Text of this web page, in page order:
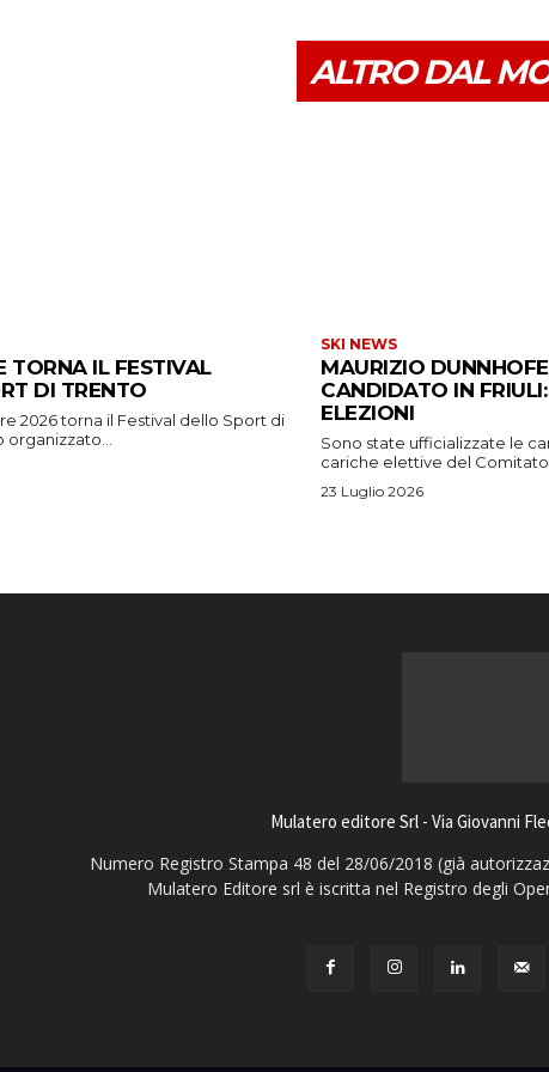
ALTRO DAL
TORNA IL FESTIVAL
DI TRENTO
2026 torna il Festival dello Sport di
SKI NEWS
MAURIZIO
CANDIDATO IN
ELEZIONI
Sono state ufficializzate le
cariche elettive del Comitato
23 Luglio 2026
Mulatero editore Srl - Via Giovanni
Numero Registro Stampa 48 del 28/06/2018 (già
Mulatero Editore srl è iscritta nel Registro degli